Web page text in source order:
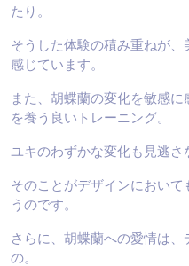
たり。
そうした体験の積み重ねが
感じています。
また、胡蝶蘭の変化を敏感
を養う良いトレーニング。
ユキのわずかな変化も見逃さ
そのことがデザインにおい
うのです。
さらに、胡蝶蘭への愛情は
の。